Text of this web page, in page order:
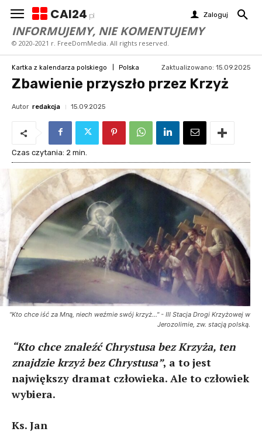
CAI24 pl Zaloguj
INFORMUJEMY, NIE KOMENTUJEMY
© 2020-2021 r. FreeDomMedia. All rights reserved.
Kartka z kalendarza polskiego Polska Zaktualizowano: 15.09.2025
Zbawienie przyszło przez Krzyż
Autor redakcja 15.09.2025
Czas czytania: 2 min.
"Kto chce iść za Mną, niech weźmie swój krzyż..." - III Stacja Drogi Krzyżowej w
Jerozolimie, zw. stacją polską.
“Kto chce znaleźć Chrystusa bez Krzyża, ten
znajdzie krzyż bez Chrystusa”, a to jest
największy dramat człowieka. Ale to człowiek
wybiera.
Ks. Jan